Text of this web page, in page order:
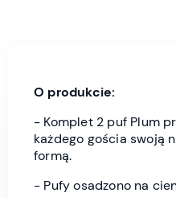
O produkcie:
- Komplet 2 puf Plum
każdego gościa swoją
formą.
- Pufy osadzono na